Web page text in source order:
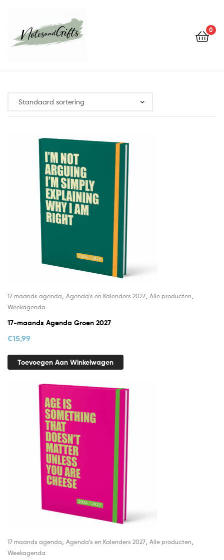
0
17 maands agenda Agenda's en Kalenders 2027 Alle producten
Weekagenda
17-maands Agenda Groen 2027
€15,99
Toevoegen Aan Winkelwagen
17 maands agenda Agenda's en Kalenders 2027 Alle producten
Weekagenda